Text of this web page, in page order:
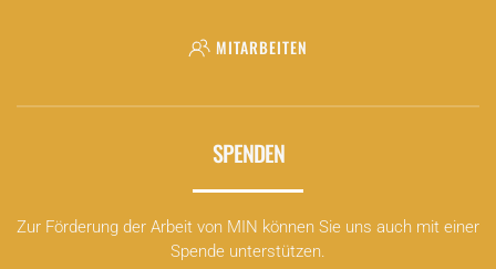
MITARBEITEN
SPENDEN
Zur Förderung der Arbeit von MIN können Sie uns auch mit einer
Spende unterstützen.